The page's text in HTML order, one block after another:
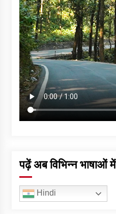
पढ़ें अब विभिन्न भाषाओं में
Hindi